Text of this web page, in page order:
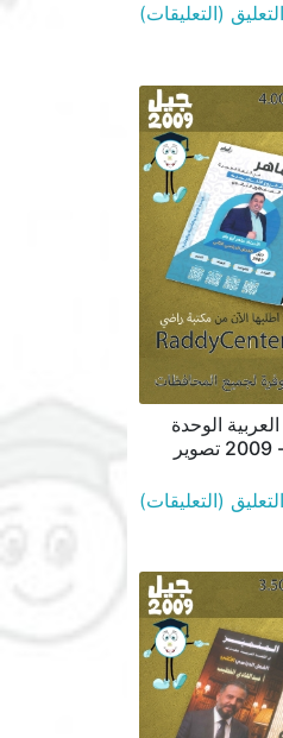
الوحدة
8+9+10 ماهر أبو بكر - 2009 تصوير